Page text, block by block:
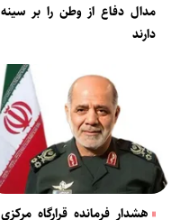
مدال دفاع از وطن را بر سینه
دارند
هشدار فرمانده قرارگاه مرکزی